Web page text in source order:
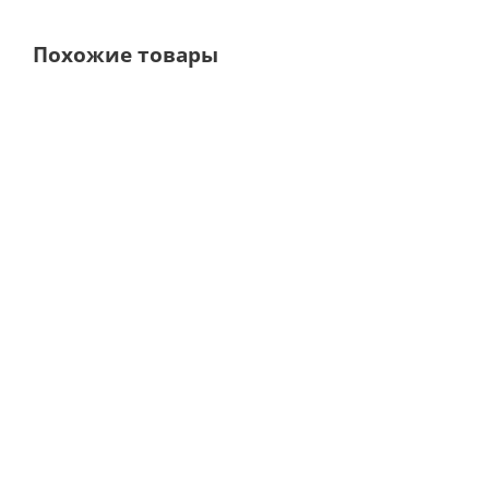
Похожие товары